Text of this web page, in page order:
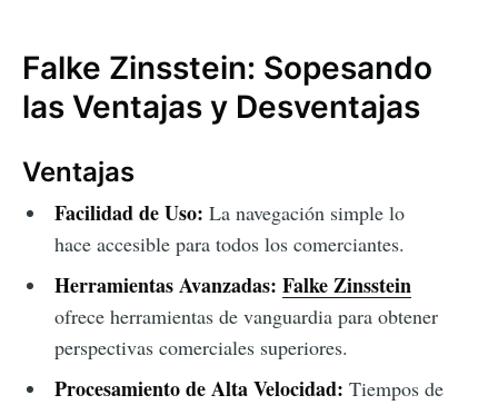
Falke Zinsstein: Sopesando
las Ventajas y Desventajas
Ventajas
Facilidad de Uso: La navegación simple lo
hace accesible para todos los comerciantes.
Herramientas Avanzadas: Falke Zinsstein
ofrece herramientas de vanguardia para obtener
perspectivas comerciales superiores.
Procesamiento de Alta Velocidad: Tiempos de